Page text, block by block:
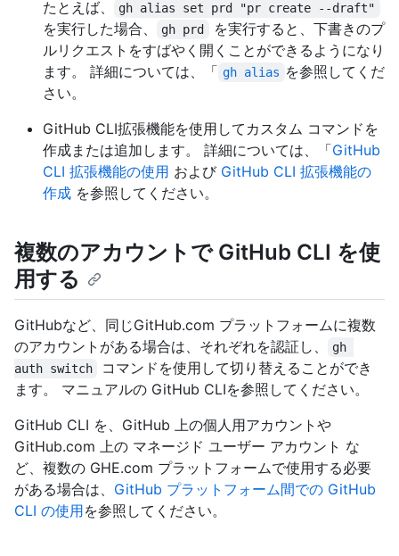
たとえば、
gh alias set prd "pr create --draft"
を実行した場合、 gh prd
を実行すると、下書きのプ
ルリクエストをすばやく開くことができるようになり
ます。 詳細については、「 gh alias を参照してくだ
さい。
GitHub CLI拡張機能を使用してカスタム コマンドを
作成または追加します。 詳細については、「GitHub
CLI 拡張機能の使用 および GitHub CLI 拡張機能の
作成 を参照してください。
複数のアカウントで GitHub CLI を使
用する
GitHubなど、同じGitHub.com プラットフォームに複数
のアカウントがある場合は、それぞれを認証し、
gh
auth switch
コマンドを使用して切り替えることができ
ます。 マニュアルの GitHub CLIを参照してください。
GitHub CLI を、GitHub 上の個人用アカウントや
GitHub.com 上の マネージド ユーザー アカウント な
ど、複数の GHE.com プラットフォームで使用する必要
がある場合は、 GitHub プラットフォーム間での GitHub
CLI の使用を参照してください。